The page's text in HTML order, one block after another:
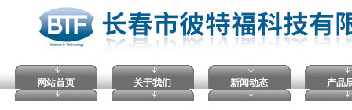
网站首页 关于我们 新闻动态 产品